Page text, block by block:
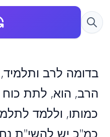
בדומה לרב
הרב, הוא, לתת
כמותו, וללמד
כמ"כ יש להשי"ת